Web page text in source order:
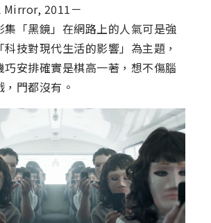
Mirror, 2011－
「黑鏡」在網路上的人氣可是強
技對現代生活的影響」為主題，
巧安排確實是棋高一著，想不傷腦
門都沒有。